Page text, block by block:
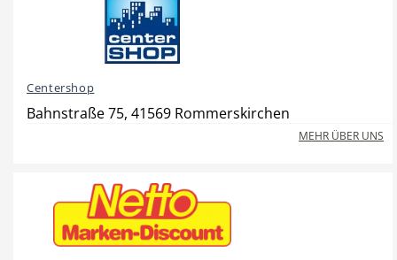
Restaurant
Beauty & Wellness
Centershop
Bahnstraße 75, 41569 Rommerskirchen
MEHR ÜBER UNS